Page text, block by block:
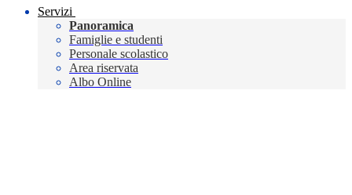
Servizi
Panoramica
Famiglie e studenti
Personale scolastico
Area riservata
Albo Online